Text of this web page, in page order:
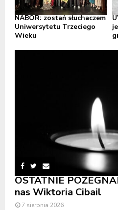
NABÓR: zostań słuchaczem
Uniwersytetu Trzeciego
Wieku
OSTATNIE
nas Wiktoria Cibail
7 sierpnia 2026